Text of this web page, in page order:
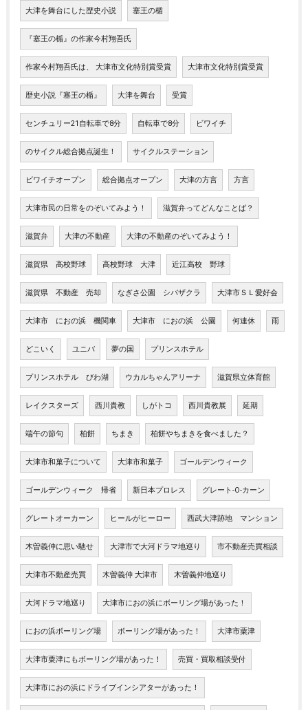
大津を舞台にした歴史小説 塞王の楯
『塞王の楯』の作家今村翔吾氏
作家今村翔吾氏は、 大津市文化特別賞受賞 大津市文化特別賞受賞
歴史小説『塞王の楯』 大津を舞台 受賞
センチュリー21自転車で8分 自転車で8分 ビワイチ
のサイクル総合拠点誕生！ サイクルステーション
ビワイチオープン 総合拠点オープン 大津の方言 方言
大津市民の日常をのぞいてみよう！ 滋賀弁ってどんなことば？
滋賀弁 大津の不動産 大津の不動産のぞいてみよう！
滋賀県 高校野球 高校野球 大津 近江高校 野球
滋賀県 不動産 売却 なぎさ公園 シバザクラ 大津市ＳＬ愛好会
大津市 におの浜 機関車 大津市 におの浜 公園 何連休 雨
どこいく ユニバ 夢の国 プリンスホテル
プリンスホテル びわ湖 ウカルちゃんアリーナ 滋賀県立体育館
レイクスターズ 西川貴教 しがトコ 西川貴教展 延期
端午の節句 柏餅 ちまき 柏餅やちまきを食べました？
大津市和菓子について 大津市和菓子 ゴールデンウィーク
ゴールデンウィーク 帰省 新日本プロレス グレート-O-カーン
グレートオーカーン ヒールがヒーロー 西武大津跡地 マンション
木曽義仲に思い馳せ 大津市で大河ドラマ地巡り 市不動産売買相談
大津市不動産売買 木曽義仲 大津市 木曽義仲地巡り
大河ドラマ地巡り 大津市におの浜にボーリング場があった！
におの浜ボーリング場 ボーリング場があった！ 大津市粟津
大津市粟津にもボーリング場があった！ 売買・買取相談受付
大津市におの浜にドライブインシアターがあった！